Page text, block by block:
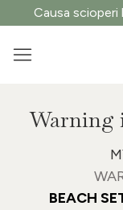
Causa scioperi
Warning
BEACH